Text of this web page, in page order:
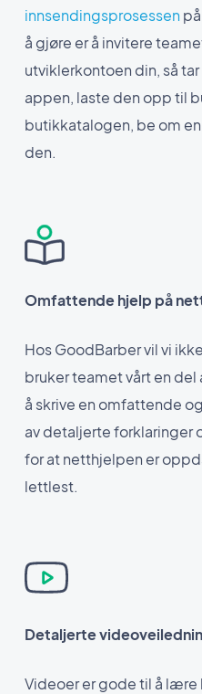
innsendingsprosessenpå
å gjøre er å invitere
utviklerkontoen din, så
appen, laste den opp til
butikkatalogen, be om
den.
Omfattende hjelp på
Hos GoodBarber vil vi
bruker teamet vårt en
å skrive en omfattende
av detaljerte forklaringer
for at netthjelpen er
lettlest.
Detaljerte
Videoer er gode til å lære